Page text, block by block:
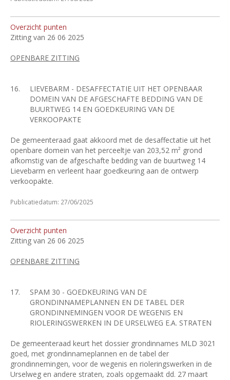
Overzicht punten
Zitting van 26 06 2025
OPENBARE ZITTING
16.
LIEVEBARM - DESAFFECTATIE UIT HET OPENBAAR
DOMEIN VAN DE AFGESCHAFTE BEDDING VAN DE
BUURTWEG 14 EN GOEDKEURING VAN DE
VERKOOPAKTE
De gemeenteraad gaat akkoord met de desaffectatie uit het
openbare domein van het perceeltje van 203,52 m² grond
afkomstig van de afgeschafte bedding van de buurtweg 14
Lievebarm en verleent haar goedkeuring aan de ontwerp
verkoopakte.
Publicatiedatum: 27/06/2025
Overzicht punten
Zitting van 26 06 2025
OPENBARE ZITTING
17.
SPAM 30 - GOEDKEURING VAN DE
GRONDINNAMEPLANNEN EN DE TABEL DER
GRONDINNEMINGEN VOOR DE WEGENIS EN
RIOLERINGSWERKEN IN DE URSELWEG E.A. STRATEN
De gemeenteraad keurt het dossier grondinnames MLD 3021
goed, met grondinnameplannen en de tabel der
grondinnemingen, voor de wegenis en rioleringswerken in de
Urselweg en andere straten, zoals opgemaakt dd. 27 maart